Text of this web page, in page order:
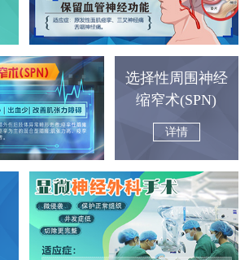
选择性周围神经
缩窄术(SPN)
详情